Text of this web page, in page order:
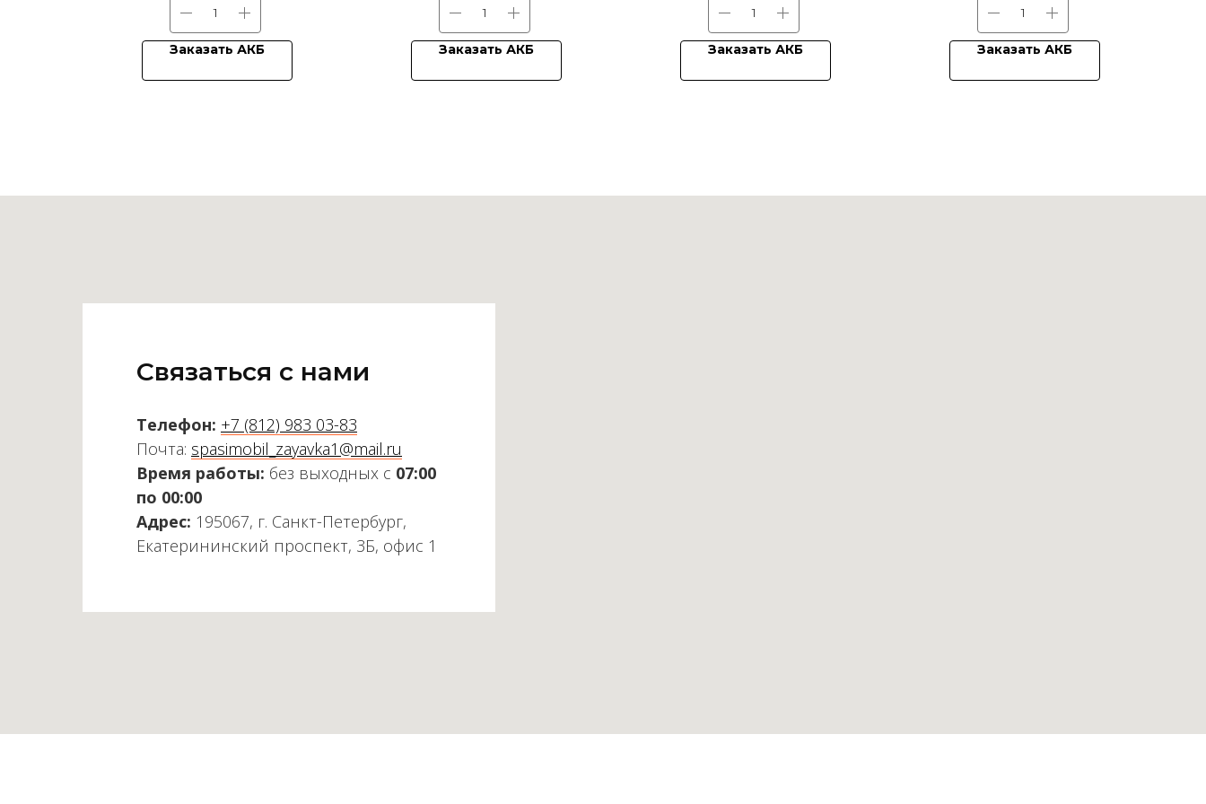
Заказать АКБ Заказать АКБ Заказать АКБ Заказать АКБ
Связаться с нами
Телефон: +7 (812) 983 03-83
Почта: spasimobil_zayavka1@mail.ru
Время работы: без выходных с 07:00
по 00:00
Адрес: 195067, г. Санкт-Петербург,
Екатерининский проспект, 3Б, офис 1